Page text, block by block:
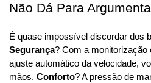
Não Dá Para
Segurança? Com a monitorização
ajuste automático da velocidade,
mãos. Conforto? A pressão de